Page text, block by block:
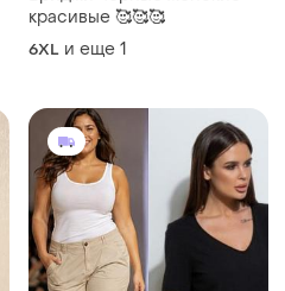
красивые 🥰🥰🥰
6XL и еще 1